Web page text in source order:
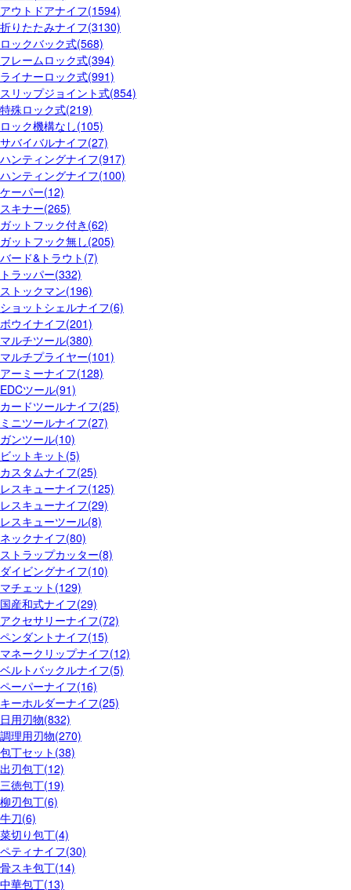
アウトドアナイフ(1594)
折りたたみナイフ(3130)
ロックバック式(568)
フレームロック式(394)
ライナーロック式(991)
スリップジョイント式(854)
特殊ロック式(219)
ロック機構なし(105)
サバイバルナイフ(27)
ハンティングナイフ(917)
ハンティングナイフ(100)
ケーパー(12)
スキナー(265)
ガットフック付き(62)
ガットフック無し(205)
バード&トラウト(7)
トラッパー(332)
ストックマン(196)
ショットシェルナイフ(6)
ボウイナイフ(201)
マルチツール(380)
マルチプライヤー(101)
アーミーナイフ(128)
EDCツール(91)
カードツールナイフ(25)
ミニツールナイフ(27)
ガンツール(10)
ビットキット(5)
カスタムナイフ(25)
レスキューナイフ(125)
レスキューナイフ(29)
レスキューツール(8)
ネックナイフ(80)
ストラップカッター(8)
ダイビングナイフ(10)
マチェット(129)
国産和式ナイフ(29)
アクセサリーナイフ(72)
ペンダントナイフ(15)
マネークリップナイフ(12)
ベルトバックルナイフ(5)
ペーパーナイフ(16)
キーホルダーナイフ(25)
日用刃物(832)
調理用刃物(270)
包丁セット(38)
出刃包丁(12)
三徳包丁(19)
柳刃包丁(6)
牛刀(6)
菜切り包丁(4)
ペティナイフ(30)
骨スキ包丁(14)
中華包丁(13)